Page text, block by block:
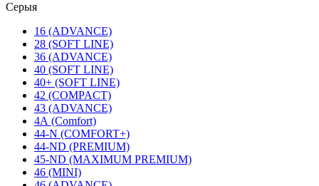
Серыя
16 (ADVANCE)
28 (SOFT LINE)
36 (ADVANCE)
40 (SOFT LINE)
40+ (SOFT LINE)
42 (COMPACT)
43 (ADVANCE)
4А (Comfort)
44-N (COMFORT+)
44-ND (PREMIUM)
45-ND (MAXIMUM PREMIUM)
46 (MINI)